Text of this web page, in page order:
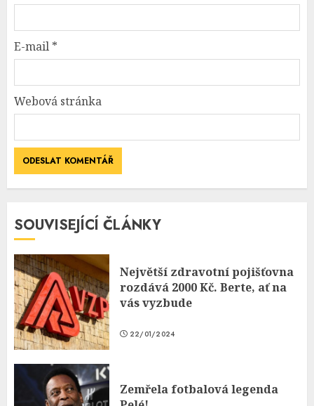
E-mail *
Webová stránka
SOUVISEJÍCÍ ČLÁNKY
Největší zdravotní pojišťovna
rozdává 2000 Kč. Berte, ať na
vás vyzbude
22/01/2024
Zemřela fotbalová legenda